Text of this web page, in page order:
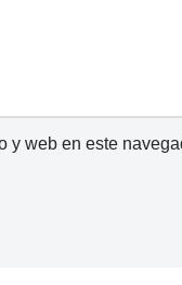
y web en este